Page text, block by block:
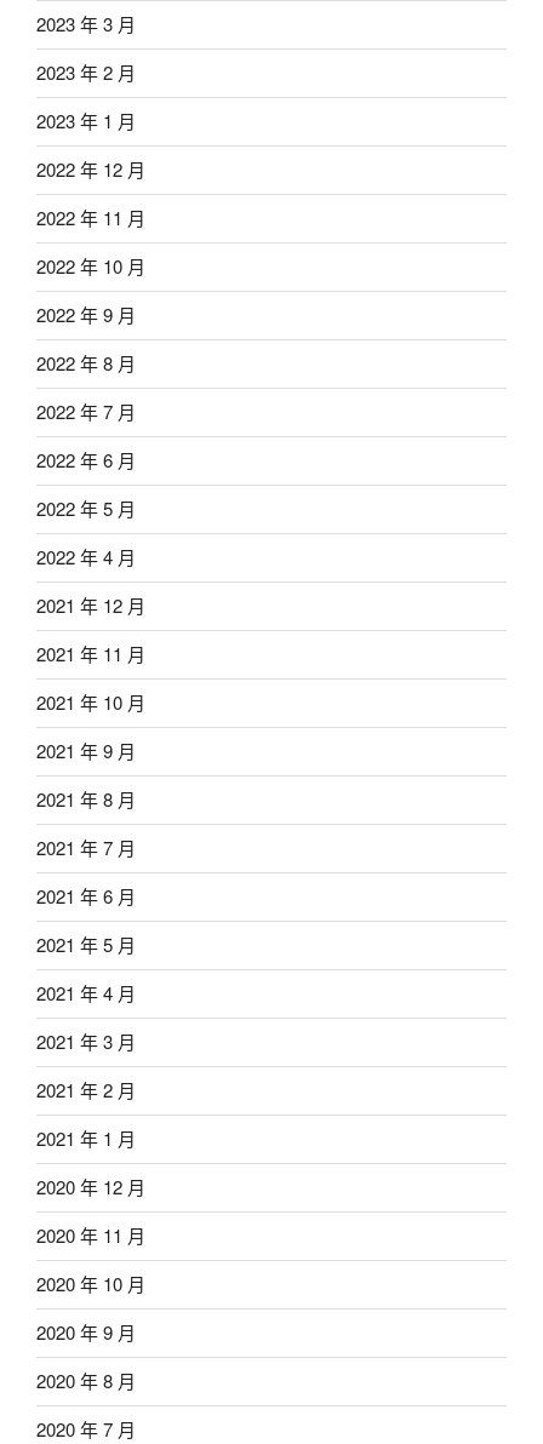
2023 年 3 月
2023 年 2 月
2023 年 1 月
2022 年 12 月
2022 年 11 月
2022 年 10 月
2022 年 9 月
2022 年 8 月
2022 年 7 月
2022 年 6 月
2022 年 5 月
2022 年 4 月
2021 年 12 月
2021 年 11 月
2021 年 10 月
2021 年 9 月
2021 年 8 月
2021 年 7 月
2021 年 6 月
2021 年 5 月
2021 年 4 月
2021 年 3 月
2021 年 2 月
2021 年 1 月
2020 年 12 月
2020 年 11 月
2020 年 10 月
2020 年 9 月
2020 年 8 月
2020 年 7 月